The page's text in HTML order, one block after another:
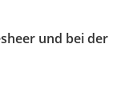
und bei der